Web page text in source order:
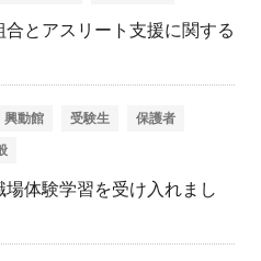
とアスリート支援に関する
興動館 受験生 保護者
体験学習を受け入れまし